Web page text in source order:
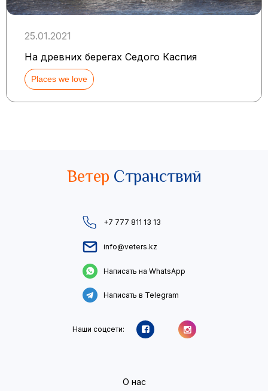
25.01.2021
На древних берегах Седого Каспия
Places we love
Ветер Странствий
+7 777 811 13 13
info@veters.kz
Написать на WhatsApp
Написать в Telegram
Наши соцсети:
О нас